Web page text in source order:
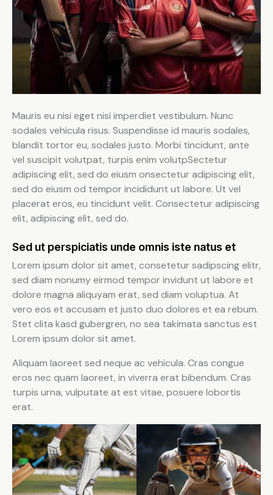
Mauris eu nisi eget nisi imperdiet vestibulum. Nunc
sodales vehicula risus. Suspendisse id mauris sodales,
blandit tortor eu, sodales justo. Morbi tincidunt, ante
vel suscipit volutpat, turpis enim volutpSectetur
adipiscing elit, sed do eiusm onsectetur adipiscing elit,
sed do eiusm od tempor incididunt ut labore. Ut vel
placerat eros, eu tincidunt velit. Consectetur adipiscing
elit, adipiscing elit, sed do.
Sed ut perspiciatis unde omnis iste natus et
Lorem ipsum dolor sit amet, consetetur sadipscing elitr,
sed diam nonumy eirmod tempor invidunt ut labore et
dolore magna aliquyam erat, sed diam voluptua. At
vero eos et accusam et justo duo dolores et ea rebum.
Stet clita kasd gubergren, no sea takimata sanctus est
Lorem ipsum dolor sit amet.
Aliquam laoreet sed neque ac vehicula. Cras congue
eros nec quam laoreet, in viverra erat bibendum. Cras
turpis urna, vulputate at est vitae, posuere lobortis
erat.